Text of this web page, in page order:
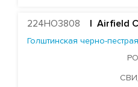
KCCK Pet Adidas-Red-ET
224HO3808 | Airfield
Голштинская черно-